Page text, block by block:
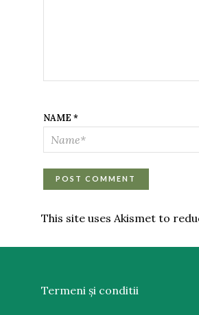
NAME *
This site uses Akismet to
Termeni și conditii